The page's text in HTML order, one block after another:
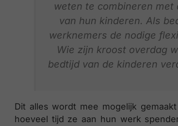
weten te combineren
van hun kinderen. Als
werknemers de nodige
Wie zijn kroost overdag
bedtijd van de kinderen
Dit alles wordt mee mogelijk
hoeveel tijd ze aan hun werk